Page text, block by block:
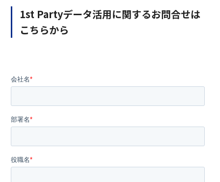
1st Partyデータ活用に関するお問合せは
こちらから